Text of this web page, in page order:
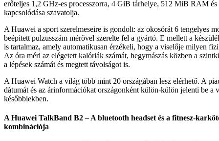
erőteljes 1,2 GHz-es processzorra, 4 GiB tárhelye, 512 MiB RAM
kapcsolódása szavatolja.
A Huawei a sport szerelmeseire is gondolt: az okosórát 6 tengelyes
beépített pulzusszám mérővel szerelte fel a gyártó. E mellett a
is tartalmaz, amely automatikusan érzékeli, hogy a viselője milyen
Az óra méri az elégetett kalóriák számát, hegymászás közben a
a lépések számát és megtett távolságot is.
A Huawei Watch a világ több mint 20 országában lesz elérhető. A
dátumát és az árinformációkat országonként külön-külön jelenti be a
későbbiekben.
A Huawei TalkBand B2 – A bluetooth headset és a fitnesz-
kombinációja